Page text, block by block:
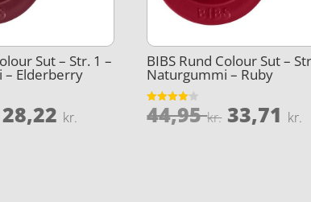
Sut – Str. 1 –
Elderberry
Den
oprindelige
28,22 kr.
BIBS Rund Colour Sut –
Naturgummi – Ruby
Vurderet
4.1
44,95kr. Den
33,71 kr.